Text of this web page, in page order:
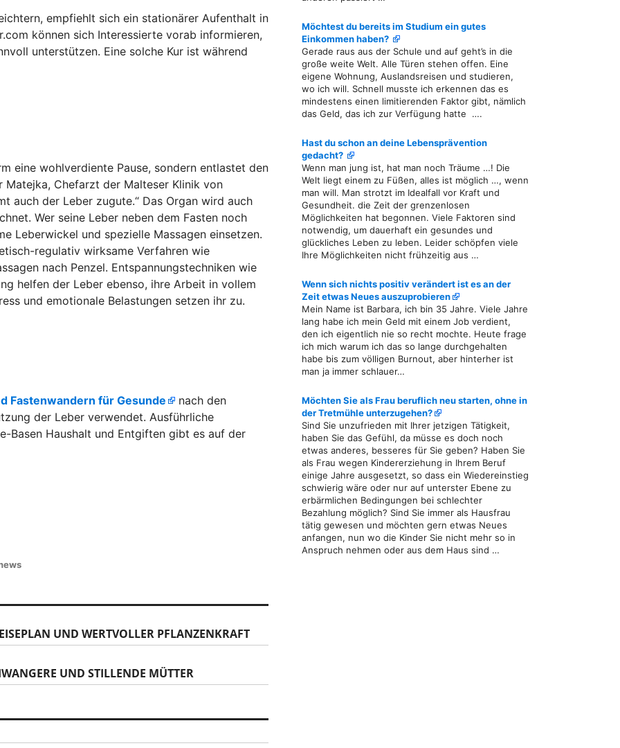
empfiehlt sich ein stationärer Aufenthalt in
können sich Interessierte vorab informieren,
unterstützen. Eine solche Kur ist während
eine wohlverdiente Pause, sondern entlastet den
Matejka, Chefarzt der Malteser Klinik von
auch der Leber zugute.“ Das Organ wird auch
Wer seine Leber neben dem Fasten noch
Leberwickel und spezielle Massagen einsetzen.
regulativ wirksame Verfahren wie
nach Penzel. Entspannungstechniken wie
helfen der Leber ebenso, ihre Arbeit in vollem
und emotionale Belastungen setzen ihr zu.
Fastenwandern für Gesunde
nach den
der Leber verwendet. Ausführliche
Basen Haushalt und Entgiften gibt es auf der
UND WERTVOLLER PFLANZENKRAFT
UND STILLENDE MÜTTER
Möchtest du bereits im Studium ein gutes
Einkommen haben?
Gerade raus aus der Schule und auf geht’s in die
große weite Welt. Alle Türen stehen offen. Eine
eigene Wohnung, Auslandsreisen und studieren,
wo ich will. Schnell musste ich erkennen das es
mindestens einen limitierenden Faktor gibt, nämlich
das Geld, das ich zur Verfügung hatte ….
Hast du schon an deine Lebensprävention
gedacht?
Wenn man jung ist, hat man noch Träume …! Die
Welt liegt einem zu Füßen, alles ist möglich …, wenn
man will. Man strotzt im Idealfall vor Kraft und
Gesundheit. die Zeit der grenzenlosen
Möglichkeiten hat begonnen. Viele Faktoren sind
notwendig, um dauerhaft ein gesundes und
glückliches Leben zu leben. Leider schöpfen viele
Ihre Möglichkeiten nicht frühzeitig aus …
Wenn sich nichts positiv verändert ist es an der
Zeit etwas Neues auszuprobieren
Mein Name ist Barbara, ich bin 35 Jahre. Viele Jahre
lang habe ich mein Geld mit einem Job verdient,
den ich eigentlich nie so recht mochte. Heute frage
ich mich warum ich das so lange durchgehalten
habe bis zum völligen Burnout, aber hinterher ist
man ja immer schlauer…
Möchten Sie als Frau beruflich neu starten, ohne in
der Tretmühle unterzugehen?
Sind Sie unzufrieden mit Ihrer jetzigen Tätigkeit,
haben Sie das Gefühl, da müsse es doch noch
etwas anderes, besseres für Sie geben? Haben Sie
als Frau wegen Kindererziehung in Ihrem Beruf
einige Jahre ausgesetzt, so dass ein Wiedereinstieg
schwierig wäre oder nur auf unterster Ebene zu
erbärmlichen Bedingungen bei schlechter
Bezahlung möglich? Sind Sie immer als Hausfrau
tätig gewesen und möchten gern etwas Neues
anfangen, nun wo die Kinder Sie nicht mehr so in
Anspruch nehmen oder aus dem Haus sind …